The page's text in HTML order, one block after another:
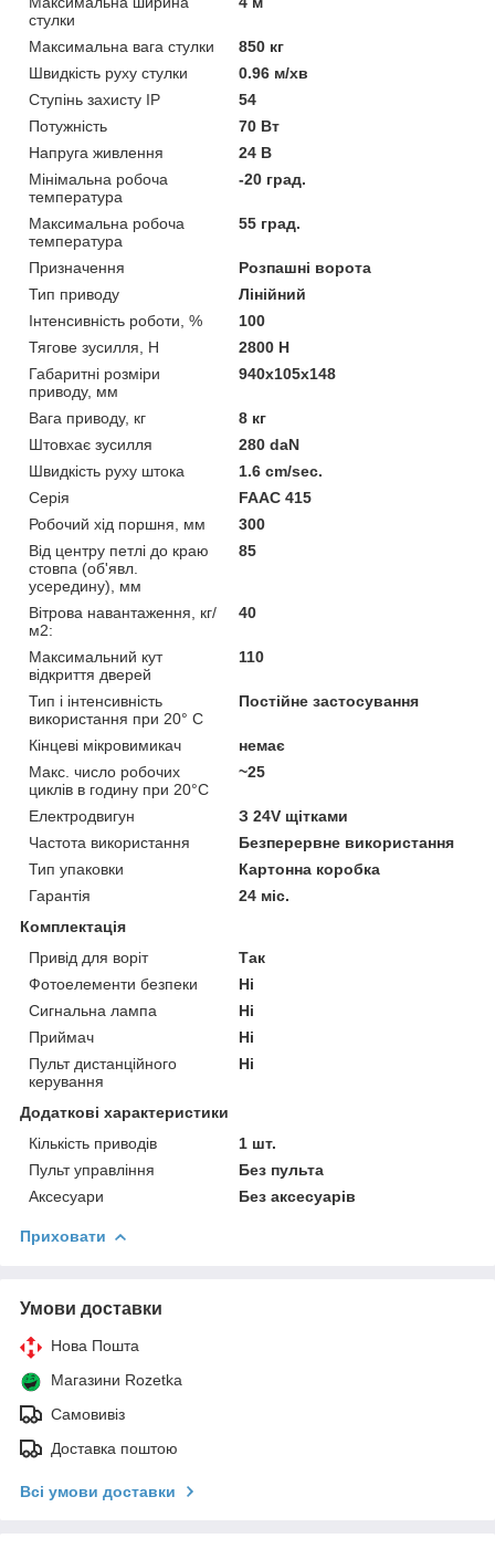
стулки
Максимальна вага стулки
850 кг
Швидкість руху стулки
0.96 м/хв
Ступінь захисту IP
54
Потужність
70 Вт
Напруга живлення
24 В
Мінімальна робоча
температура
-20 град.
Максимальна робоча
температура
55 град.
Призначення
Розпашні ворота
Тип приводу
Лінійний
Інтенсивність роботи, %
100
Тягове зусилля, Н
2800 Н
Габаритні розміри
приводу, мм
940x105x148
Вага приводу, кг
8 кг
Штовхає зусилля
280 daN
Швидкість руху штока
1.6 cm/sec.
Серія
FAAC 415
Робочий хід поршня, мм
300
Від центру петлі до краю
стовпа (об'явл.
усередину), мм
85
Вітрова навантаження, кг/
м2:
40
Максимальний кут
відкриття дверей
110
Тип і інтенсивність
використання при 20° C
Постійне застосування
Кінцеві мікровимикач
немає
Макс. число робочих
циклів в годину при 20°C
~25
Електродвигун
З 24V щітками
Частота використання
Безперервне використання
Тип упаковки
Картонна коробка
Гарантія
24 міс.
Комплектація
Привід для воріт
Так
Фотоелементи безпеки
Ні
Сигнальна лампа
Ні
Приймач
Ні
Пульт дистанційного
керування
Ні
Додаткові характеристики
Кількість приводів
1 шт.
Пульт управління
Без пульта
Аксесуари
Без аксесуарів
Приховати
Умови доставки
Нова Пошта
Магазини Rozetka
Самовивіз
Доставка поштою
Всі умови доставки